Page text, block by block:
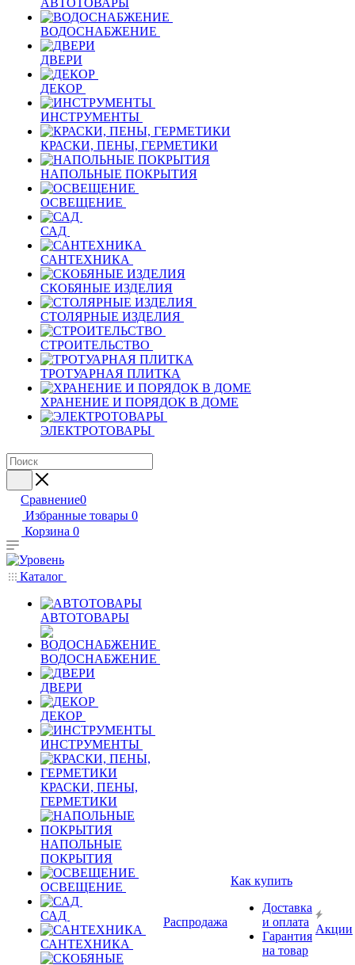
АВТОТОВАРЫ
ВОДОСНАБЖЕНИЕ
ДВЕРИ
ДЕКОР
ИНСТРУМЕНТЫ
КРАСКИ, ПЕНЫ, ГЕРМЕТИКИ
НАПОЛЬНЫЕ ПОКРЫТИЯ
ОСВЕЩЕНИЕ
САД
САНТЕХНИКА
СКОБЯНЫЕ ИЗДЕЛИЯ
СТОЛЯРНЫЕ ИЗДЕЛИЯ
СТРОИТЕЛЬСТВО
ТРОТУАРНАЯ ПЛИТКА
ХРАНЕНИЕ И ПОРЯДОК В ДОМЕ
ЭЛЕКТРОТОВАРЫ
Сравнение0
Избранные товары 0
Корзина 0
Каталог
АВТОТОВАРЫ
ВОДОСНАБЖЕНИЕ
ДВЕРИ
ДЕКОР
ИНСТРУМЕНТЫ
КРАСКИ, ПЕНЫ,
ГЕРМЕТИКИ
НАПОЛЬНЫЕ
ПОКРЫТИЯ
ОСВЕЩЕНИЕ
САД
САНТЕХНИКА
Распродажа
Как купить
Доставка
и оплата
Гарантия
на товар
Акции